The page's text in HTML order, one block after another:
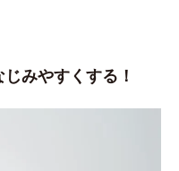
みやすくする！